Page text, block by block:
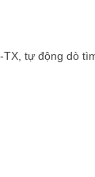
tự động dò